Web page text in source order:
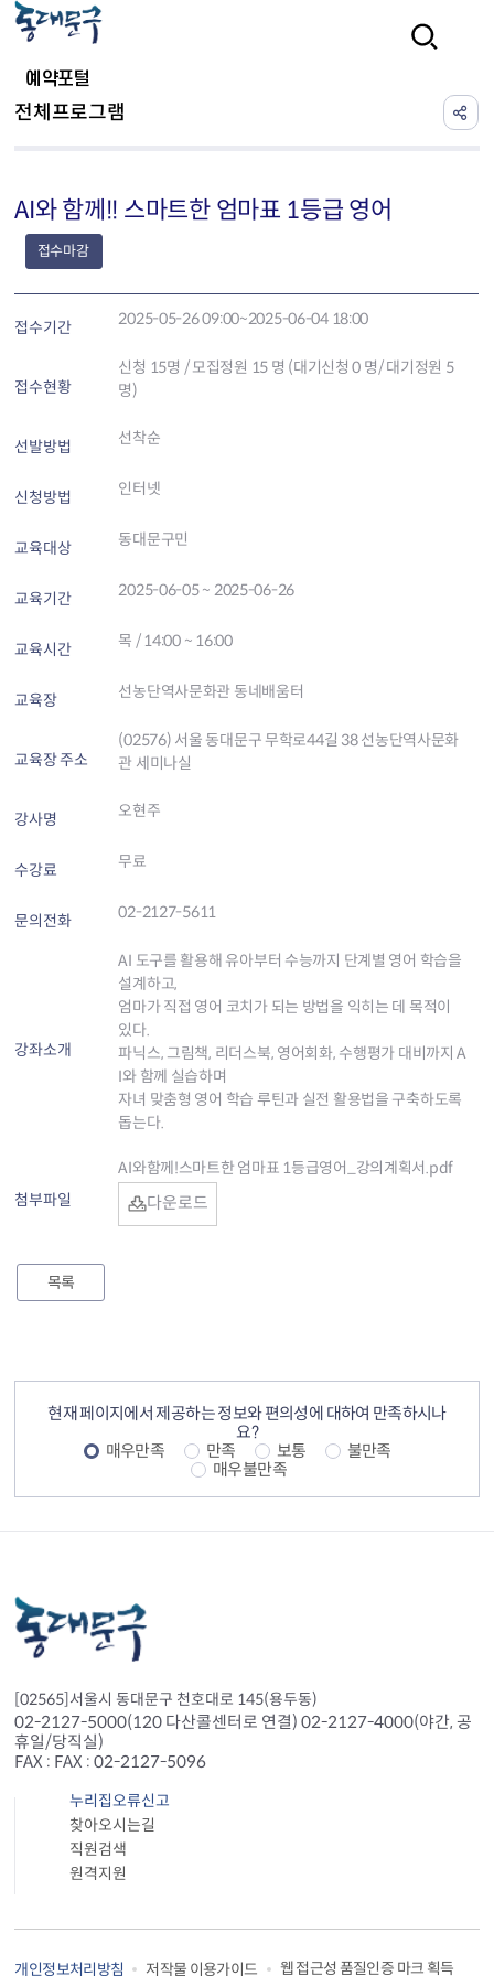
예약포털
전체프로그램
AI와 함께!! 스마트한 엄마표 1등급 영어
접수마감
접수기간 2025-05-26 09:00~2025-06-04 18:00
접수현황
신청 15명 / 모집정원 15 명 (대기신청 0 명/ 대기정원 5
명)
선발방법 선착순
신청방법 인터넷
교육대상 동대문구민
교육기간 2025-06-05 ~ 2025-06-26
교육시간 목 / 14:00 ~ 16:00
교육장 선농단역사문화관 동네배움터
교육장 주소
(02576) 서울 동대문구 무학로44길 38 선농단역사문화
관 세미나실
강사명 오현주
수강료 무료
문의전화 02-2127-5611
강좌소개
AI 도구를 활용해 유아부터 수능까지 단계별 영어 학습을
설계하고,
엄마가 직접 영어 코치가 되는 방법을 익히는 데 목적이
있다.
파닉스, 그림책, 리더스북, 영어회화, 수행평가 대비까지 A
I와 함께 실습하며
자녀 맞춤형 영어 학습 루틴과 실전 활용법을 구축하도록
돕는다.
첨부파일
AI와함께!스마트한 엄마표 1등급영어_강의계획서.pdf
다운로드
목록
현재 페이지에서 제공하는 정보와 편의성에 대하여 만족하시나
요?
매우만족
만족 보통
불만족
매우불만족
[02565]서울시 동대문구 천호대로 145(용두동)
02-2127-5000(120 다산콜센터로 연결) 02-2127-4000(야간, 공
휴일/당직실)
FAX : FAX : 02-2127-5096
누리집오류신고
찾아오시는길
직원검색
원격지원
개인정보처리방침 저작물 이용가이드 웹 접근성 품질인증 마크 획득